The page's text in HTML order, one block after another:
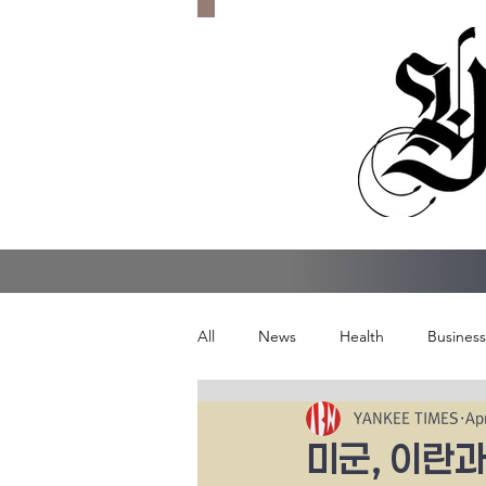
All News Health Business
미군, 이란
YANKEE TIMES